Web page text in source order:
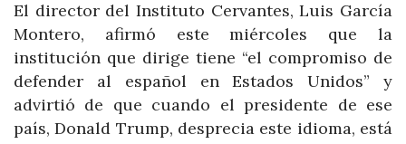
El director del Instituto Cervantes, Luis García
Montero, afirmó este miércoles que la
institución que dirige tiene “el compromiso de
defender al español en Estados Unidos” y
advirtió de que cuando el presidente de ese
país, Donald Trump, desprecia este idioma, está